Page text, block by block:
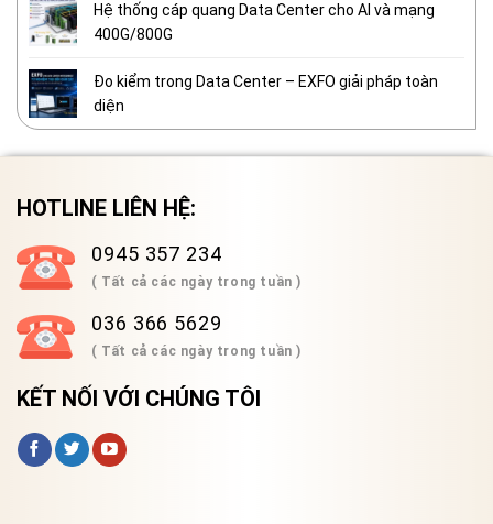
Hệ thống cáp quang Data Center cho AI và mạng
400G/800G
Đo kiểm trong Data Center – EXFO giải pháp toàn
diện
HOTLINE LIÊN HỆ:
0945 357 234
( Tất cả các ngày trong tuần )
036 366 5629
( Tất cả các ngày trong tuần )
KẾT NỐI VỚI CHÚNG TÔI